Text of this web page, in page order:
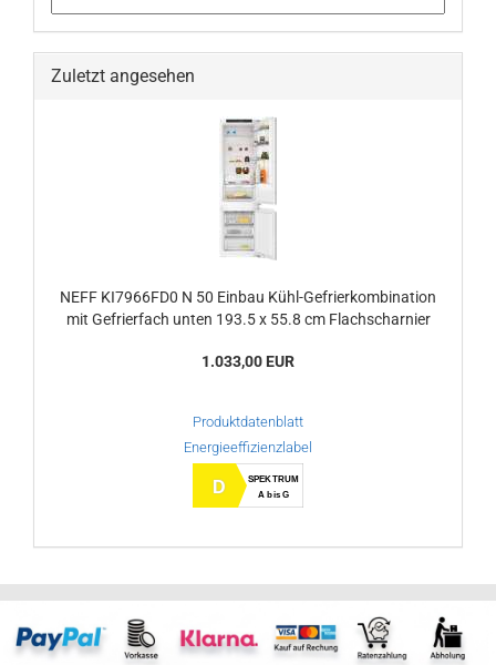
Zuletzt angesehen
NEFF KI7966FD0 N 50 Einbau Kühl-Gefrierkombination
mit Gefrierfach unten 193.5 x 55.8 cm Flachscharnier
1.033,00 EUR
Produktdatenblatt
Energieeffizienzlabel
D
SPEKTRUM
A bis G